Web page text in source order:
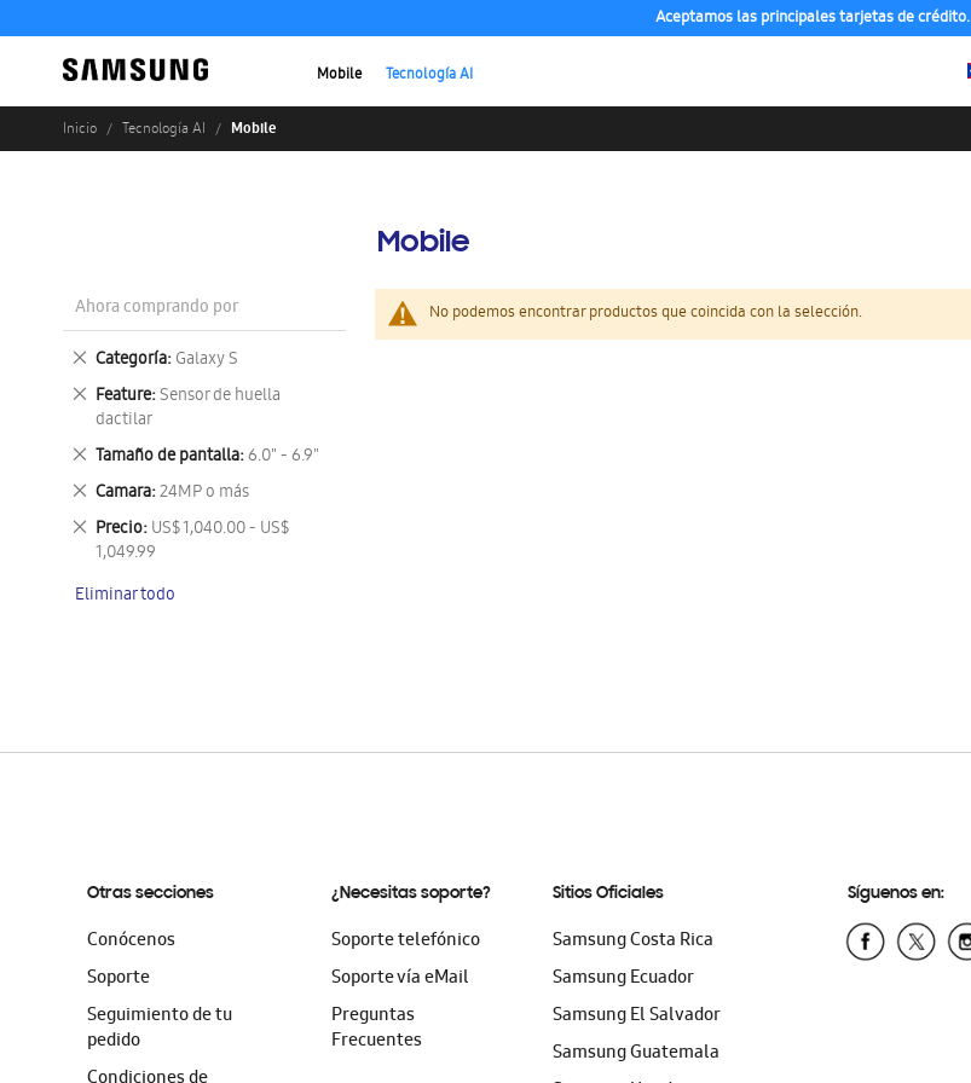
Aceptamos las principales tarjetas de crédito.
Mobile Tecnología AI
Inicio Tecnología AI Mobile
Mobile
No podemos encontrar productos que coincida con la selección.
Ahora comprando por
Categoría Galaxy S
Eliminar
este
artículo
Feature Sensor de huella
dactilar
Eliminar
este
artículo
Tamaño de pantalla 6.0" - 6.9"
Eliminar
este
artículo
Camara 24MP o más
Eliminar
este
artículo
Precio US$ 1,040.00 - US$
1,049.99
Eliminar
este
Eliminar todo
Otras secciones
Conócenos
Soporte
Seguimiento de tu
pedido
¿Necesitas soporte?
Soporte telefónico
Soporte vía eMail
Preguntas
Frecuentes
Sitios Oficiales
Samsung Costa Rica
Samsung Ecuador
Samsung El Salvador
Samsung Guatemala
Síguenos en: